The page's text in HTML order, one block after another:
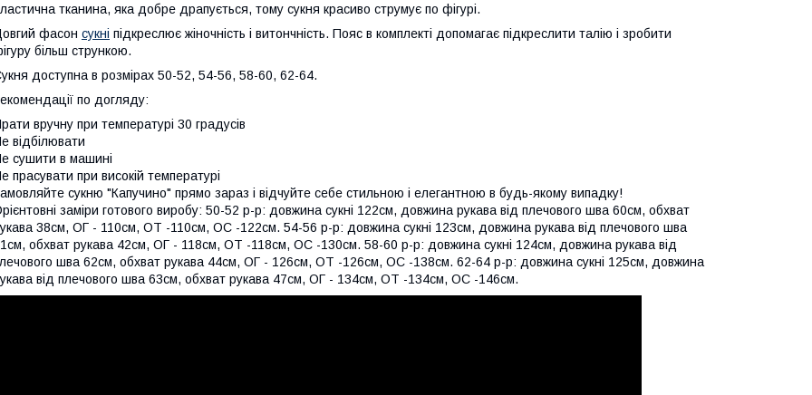
тканина, яка добре драпується, тому сукня красиво струмує по фігурі.
фасон сукні підкреслює жіночність і витончність. Пояс в комплекті допомагає підкреслити талію і зробити
більш стрункою.
доступна в розмірах 50-52, 54-56, 58-60, 62-64.
по догляду:
вручну при температурі 30 градусів
відбілювати
сушити в машині
прасувати при високій температурі
сукню "Капучино" прямо зараз і відчуйте себе стильною і елегантною в будь-якому випадку!
заміри готового виробу: 50-52 р-р: довжина сукні 122см, довжина рукава від плечового шва 60см, обхват
38см, ОГ - 110см, ОТ -110см, OC -122см. 54-56 р-р: довжина сукні 123см, довжина рукава від плечового шва
обхват рукава 42см, ОГ - 118см, ОТ -118см, OC -130см. 58-60 р-р: довжина сукні 124см, довжина рукава від
шва 62см, обхват рукава 44см, ОГ - 126см, ОТ -126см, OC -138см. 62-64 р-р: довжина сукні 125см, довжина
від плечового шва 63см, обхват рукава 47см, ОГ - 134см, ОТ -134см, OC -146см.